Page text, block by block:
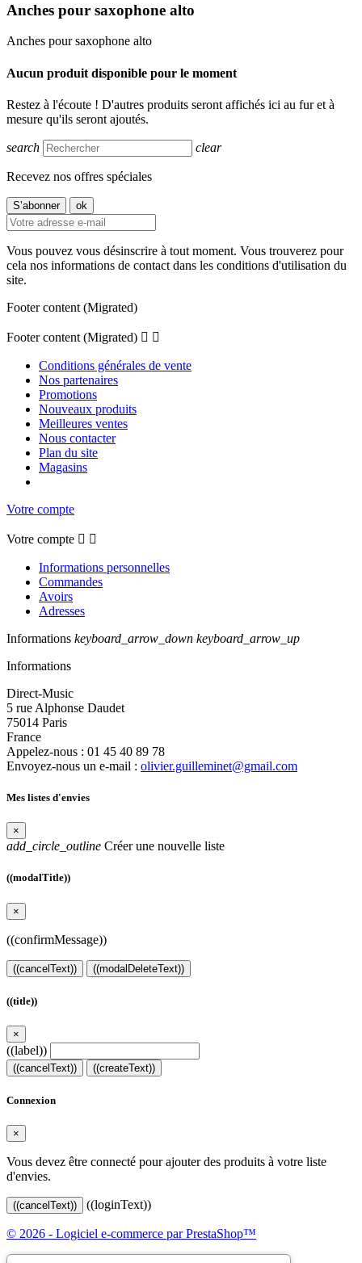
Anches pour saxophone alto
Anches pour saxophone alto
Aucun produit disponible pour le moment
Restez à l'écoute ! D'autres produits seront affichés ici au fur et à
mesure qu'ils seront ajoutés.
search clear
Recevez nos offres spéciales
Vous pouvez vous désinscrire à tout moment. Vous trouverez pour
cela nos informations de contact dans les conditions d'utilisation du
site.
Footer content (Migrated)
Footer content (Migrated)  
Conditions générales de vente
Nos partenaires
Promotions
Nouveaux produits
Meilleures ventes
Nous contacter
Plan du site
Magasins
Votre compte
Votre compte  
Informations personnelles
Commandes
Avoirs
Adresses
Informations keyboard_arrow_down keyboard_arrow_up
Informations
Direct-Music
5 rue Alphonse Daudet
75014 Paris
France
Appelez-nous : 01 45 40 89 78
Envoyez-nous un e-mail : olivier.guilleminet@gmail.com
Mes listes d'envies
×
add_circle_outline Créer une nouvelle liste
((modalTitle))
×
((confirmMessage))
((cancelText)) ((modalDeleteText))
((title))
×
((label))
((cancelText)) ((createText))
Connexion
×
Vous devez être connecté pour ajouter des produits à votre liste
d'envies.
((cancelText)) ((loginText))
© 2026 - Logiciel e-commerce par PrestaShop™